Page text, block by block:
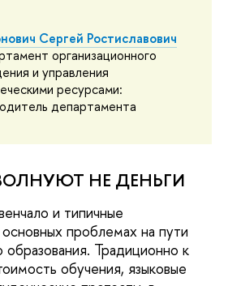
Сергей Ростиславович
организационного
и управления
ресурсами:
департамента
НЕ ДЕНЬГИ
и типичные
проблемах на пути
образования. Традиционно к
обучения, языковые